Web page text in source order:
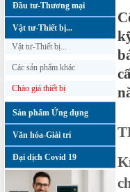
Đầu tư-Thương mại
Vật tư-Thiết bị...
Vật tư-Thiết bị...
Các sản phẩm khác
Chào giá thiết bị
Sản phẩm Ứng dụng
Văn hóa-Giải trí
Đại dịch Covid 19